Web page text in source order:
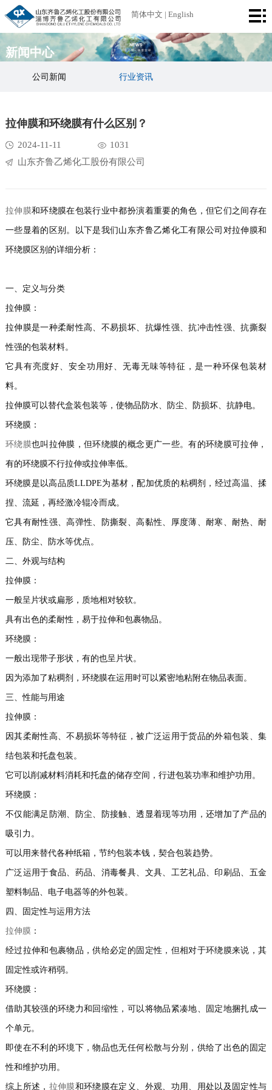
简体中文 English
首
页
公
介
中
心
区
设
荣
质
中
系
新闻中心
公司新闻 行业资讯
拉伸膜和环绕膜有什么区别？
2024-11-11
1031
山东齐鲁乙烯化工股份有限公司
拉伸膜和环绕膜在包装行业中都扮演着重要的角色，但它们之间存在
一些显着的区别。以下是我们山东齐鲁乙烯化工有限公司对拉伸膜和
环绕膜区别的详细分析：
一、定义与分类
拉伸膜：
拉伸膜是一种柔耐性高、不易损坏、抗爆性强、抗冲击性强、抗撕裂
性强的包装材料。
它具有亮度好、安全功用好、无毒无味等特征，是一种环保包装材
料。
拉伸膜可以替代盒装包装等，使物品防水、防尘、防损坏、抗静电。
环绕膜：
环绕膜也叫拉伸膜，但环绕膜的概念更广一些。有的环绕膜可拉伸，
有的环绕膜不行拉伸或拉伸率低。
环绕膜是以高品质LLDPE为基材，配加优质的粘稠剂，经过高温、揉
捏、流延，再经激冷辊冷而成。
它具有耐性强、高弹性、防撕裂、高黏性、厚度薄、耐寒、耐热、耐
压、防尘、防水等优点。
二、外观与结构
拉伸膜：
一般呈片状或扁形，质地相对较软。
具有出色的柔耐性，易于拉伸和包裹物品。
环绕膜：
一般出现带子形状，有的也呈片状。
因为添加了粘稠剂，环绕膜在运用时可以紧密地粘附在物品表面。
三、性能与用途
拉伸膜：
因其柔耐性高、不易损坏等特征，被广泛运用于货品的外箱包装、集
结包装和托盘包装。
它可以削减材料消耗和托盘的储存空间，行进包装功率和维护功用。
环绕膜：
不仅能满足防潮、防尘、防接触、透显着现等功用，还增加了产品的
吸引力。
可以用来替代各种纸箱，节约包装本钱，契合包装趋势。
广泛运用于食品、药品、消毒餐具、文具、工艺礼品、印刷品、五金
塑料制品、电子电器等的外包装。
四、固定性与运用方法
拉伸膜：
经过拉伸和包裹物品，供给必定的固定性，但相对于环绕膜来说，其
固定性或许稍弱。
环绕膜：
借助其较强的环绕力和回缩性，可以将物品紧凑地、固定地捆扎成一
个单元。
即使在不利的环境下，物品也无任何松散与分别，供给了出色的固定
性和维护功用。
综上所述， 拉伸膜和环绕膜在定义、外观、功用、用处以及固定性与